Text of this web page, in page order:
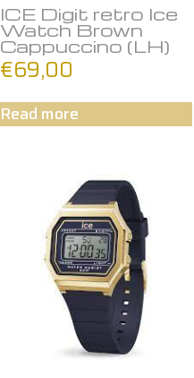
ICE Digit retro Ice
Watch Brown
Cappuccino (LH)
€69,00
Read more